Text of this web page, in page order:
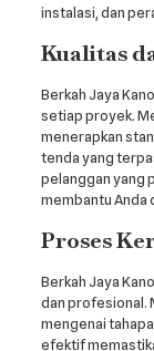
instalasi, dan
Kualitas
Berkah Jaya
setiap proyek.
menerapkan
tenda yang
pelanggan yang
membantu Anda
Proses
Berkah Jaya
dan profesional.
mengenai
efektif